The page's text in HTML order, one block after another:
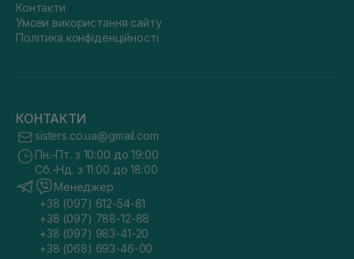
Контакти
Умови використання сайту
Політика конфіденційності
КОНТАКТИ
sisters.co.ua@gmail.com
Пн.-Пт. з 10:00 до 19:00
Сб.-Нд. з 11:00 до 18:00
Менеджер
+38 (097) 612-54-81
+38 (097) 788-12-88
+38 (097) 983-41-20
+38 (068) 693-46-00